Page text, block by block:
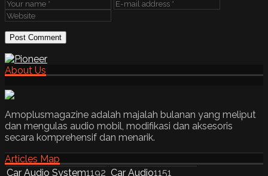
About Us
Amoplusmagazine adalah majalah bulanan yang meliput
dan mengulas audio mobil, modifikasi dan aksesoris
secara komprehensif dan menarik.
Articles Map
Car Audio System1192 Car Audio1151